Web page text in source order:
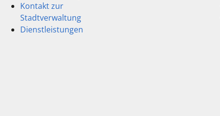
Kontakt zur
Stadtverwaltung
Dienstleistungen